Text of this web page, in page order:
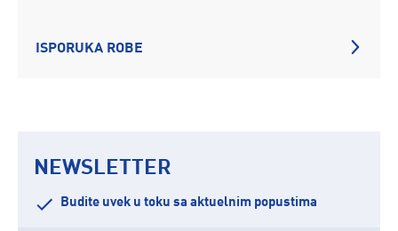
ISPORUKA ROBE
NEWSLETTER
Budite uvek u toku sa aktuelnim popustima